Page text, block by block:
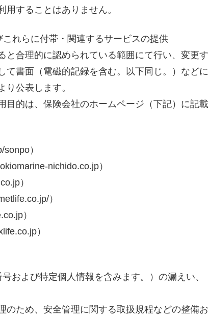
することはありません。
れらに付帯・関連するサービスの提供
合理的に認められている範囲にて行い、変更す
て書面（電磁的記録を含む。以下同じ。）などに
公表します。
目的は、保険会社のホームページ（下記）に記載
）
nichido.co.jp）
）
）
）
）
および特定個人情報を含みます。）の漏えい、
のため、安全管理に関する取扱規程などの整備お